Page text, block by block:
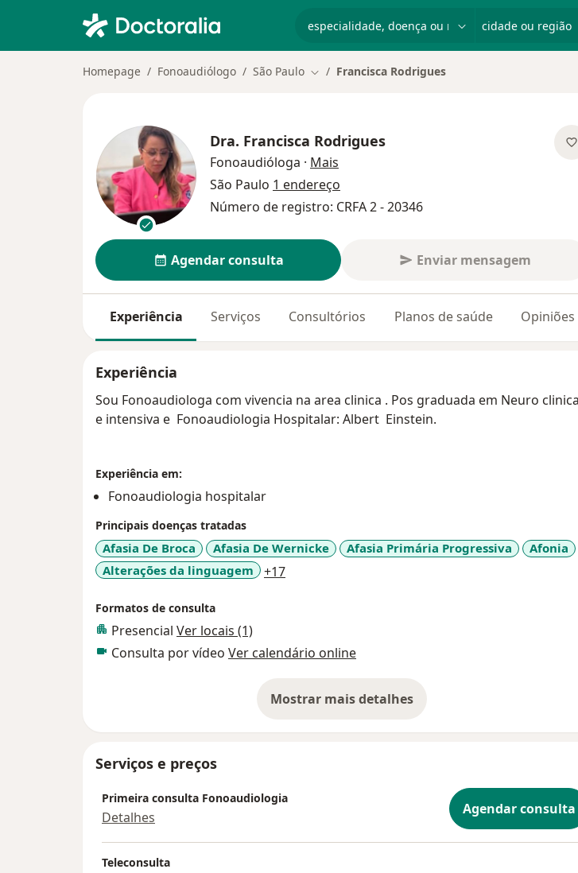
Homepage Fonoaudiólogo São Paulo Mudar de cidade
Francisca Rodrigues
Dra. Francisca Rodrigues
Fonoaudióloga · Mais
São Paulo 1 endereço
Número de registro: CRFA 2 - 20346
Agendar consulta Enviar mensagem
Experiência Serviços Consultórios Planos de saúde Opiniões
Experiência
Sou Fonoaudiologa com vivencia na area clinica . Pos graduada em Neuro clinica
e intensiva e Fonoaudiologia Hospitalar: Albert Einstein.
Experiência em:
Fonoaudiologia hospitalar
Principais doenças tratadas
Afasia De Broca Afasia De Wernicke Afasia Primária Progressiva
Afonia
Alterações da linguagem
+17a11y_sr_more_diseases
Formatos de consulta
Presencial Ver locais (1)
Consulta por vídeo Ver calendário online
Mostrar mais detalhes
sobre a experiência
Serviços e preços
Primeira consulta Fonoaudiologia
Detalhes Agendar consulta
Teleconsulta